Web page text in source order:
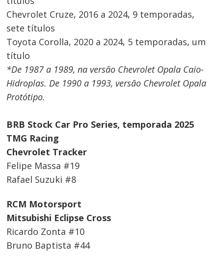
Chevrolet Cruze, 2016 a 2024, 9 temporadas,
sete títulos
Toyota Corolla, 2020 a 2024, 5 temporadas, um
título
*De 1987 a 1989, na versão Chevrolet Opala Caio-
Hidroplas. De 1990 a 1993, versão Chevrolet Opala
Protótipo.
BRB Stock Car Pro Series, temporada 2025
TMG Racing
Chevrolet Tracker
Felipe Massa #19
Rafael Suzuki #8
RCM Motorsport
Mitsubishi Eclipse Cross
Ricardo Zonta #10
Bruno Baptista #44